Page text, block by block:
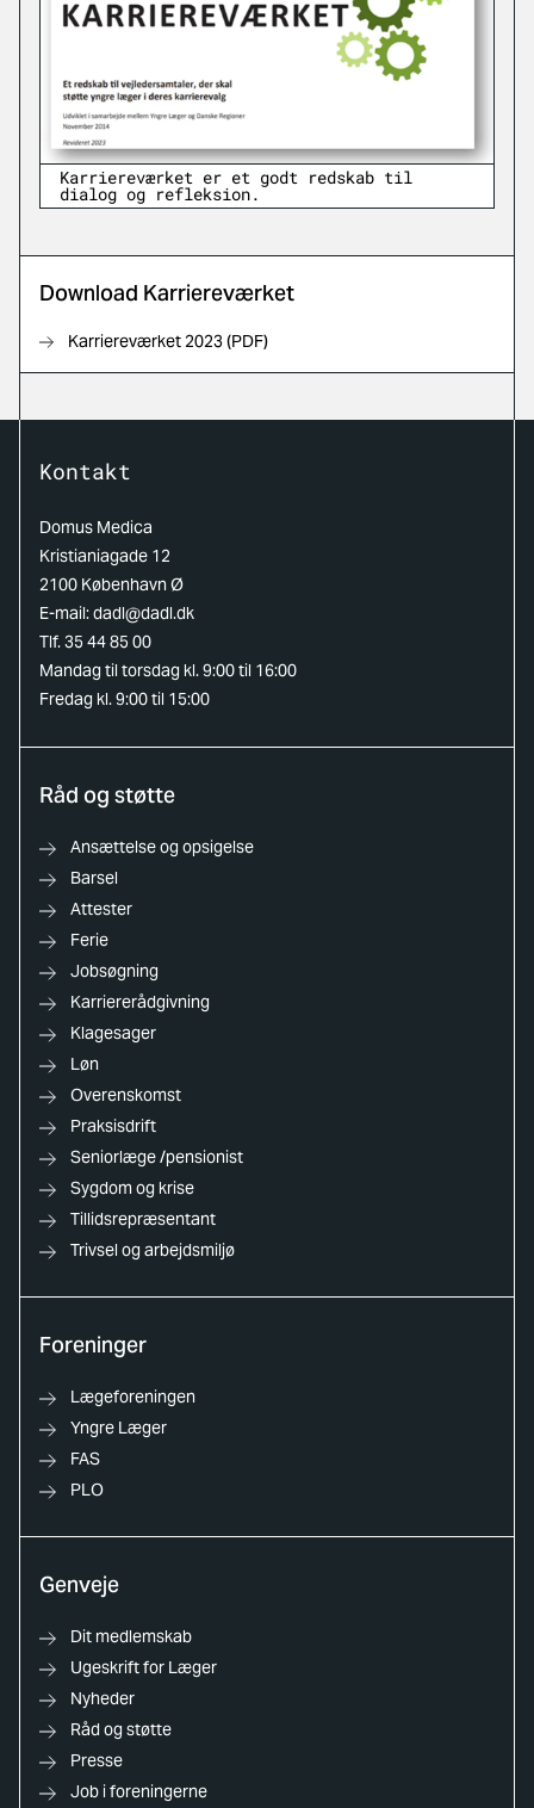
Karriereværket er et godt redskab til
dialog og refleksion.
Download Karriereværket
Karriereværket 2023 (PDF)
Kontakt
Domus Medica
Kristianiagade 12
2100 København Ø
E-mail:dadl@dadl.dk
Tlf. 35 44 85 00
Mandag til torsdag kl. 9:00 til 16:00
Fredag kl. 9:00 til 15:00
Råd og støtte
Ansættelse og opsigelse
Barsel
Attester
Ferie
Jobsøgning
Karriererådgivning
Klagesager
Løn
Overenskomst
Praksisdrift
Seniorlæge /pensionist
Sygdom og krise
Tillidsrepræsentant
Trivsel og arbejdsmiljø
Foreninger
Lægeforeningen
Yngre Læger
FAS
PLO
Genveje
Dit medlemskab
Ugeskrift for Læger
Nyheder
Råd og støtte
Presse
Job i foreningerne